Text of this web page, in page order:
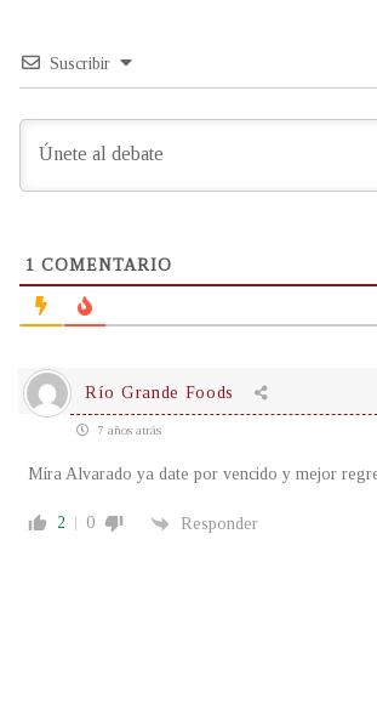
Suscribir
1 COMENTARIO
Río Grande Foods
7 años atrás
Mira Alvarado ya date por vencido y mejor
2 0 Responder